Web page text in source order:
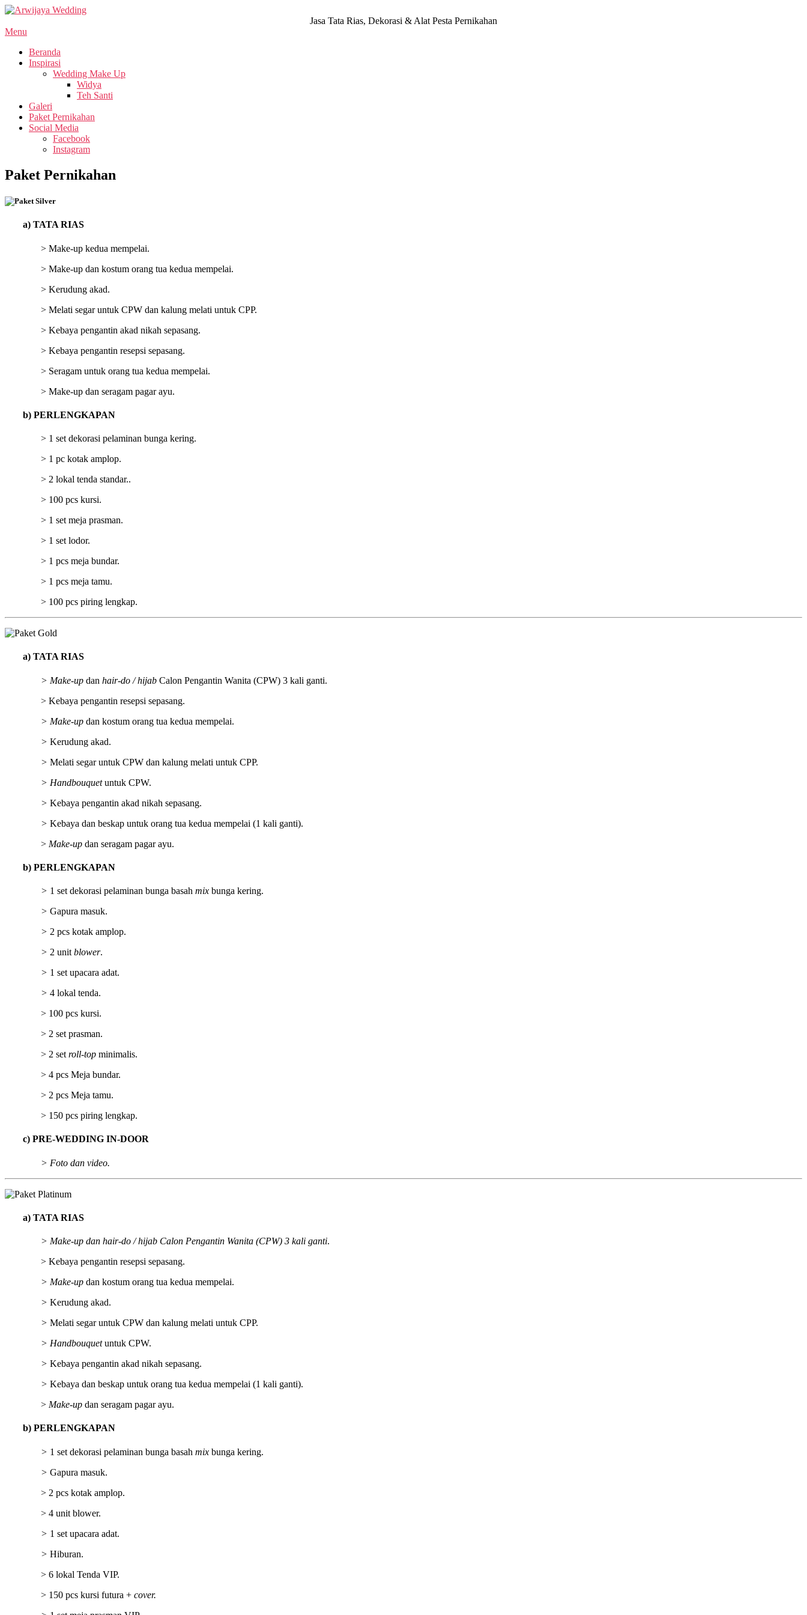
Jasa Tata Rias, Dekorasi & Alat Pesta Pernikahan
Menu
Beranda
Inspirasi
Wedding Make Up
Widya
Teh Santi
Galeri
Paket Pernikahan
Social Media
Facebook
Instagram
Paket Pernikahan
a) TATA RIAS
> Make-up kedua mempelai.
> Make-up dan kostum orang tua kedua mempelai.
> Kerudung akad.
> Melati segar untuk CPW dan kalung melati untuk CPP.
> Kebaya pengantin akad nikah sepasang.
> Kebaya pengantin resepsi sepasang.
> Seragam untuk orang tua kedua mempelai.
> Make-up dan seragam pagar ayu.
b) PERLENGKAPAN
> 1 set dekorasi pelaminan bunga kering.
> 1 pc kotak amplop.
> 2 lokal tenda standar..
> 100 pcs kursi.
> 1 set meja prasman.
> 1 set lodor.
> 1 pcs meja bundar.
> 1 pcs meja tamu.
> 100 pcs piring lengkap.
a) TATA RIAS
> Make-up dan hair-do / hijab Calon Pengantin Wanita (CPW) 3 kali ganti.
> Kebaya pengantin resepsi sepasang.
> Make-up dan kostum orang tua kedua mempelai.
> Kerudung akad.
> Melati segar untuk CPW dan kalung melati untuk CPP.
> Handbouquetuntuk CPW.
> Kebaya pengantin akad nikah sepasang.
> Kebaya dan beskap untuk orang tua kedua mempelai (1 kali ganti).
> Make-up dan seragam pagar ayu.
b) PERLENGKAPAN
> 1 set dekorasi pelaminan bunga basah mix bunga kering.
> Gapura masuk.
> 2 pcs kotak amplop.
> 2 unit blower.
> 1 set upacara adat.
> 4 lokal tenda.
> 100 pcs kursi.
> 2 set prasman.
> 2 set roll-top minimalis.
> 4 pcs Meja bundar.
> 2 pcs Meja tamu.
> 150 pcs piring lengkap.
c) PRE-WEDDING IN-DOOR
> Foto dan video.
a) TATA RIAS
> Make-up dan hair-do / hijab Calon Pengantin Wanita (CPW) 3 kali ganti.
> Kebaya pengantin resepsi sepasang.
> Make-up dan kostum orang tua kedua mempelai.
> Kerudung akad.
> Melati segar untuk CPW dan kalung melati untuk CPP.
> Handbouquetuntuk CPW.
> Kebaya pengantin akad nikah sepasang.
> Kebaya dan beskap untuk orang tua kedua mempelai (1 kali ganti).
> Make-up dan seragam pagar ayu.
b) PERLENGKAPAN
> 1 set dekorasi pelaminan bunga basah mix bunga kering.
> Gapura masuk.
> 2 pcs kotak amplop.
> 4 unit blower.
> 1 set upacara adat.
> Hiburan.
> 6 lokal Tenda VIP.
> 150 pcs kursi futura + cover.